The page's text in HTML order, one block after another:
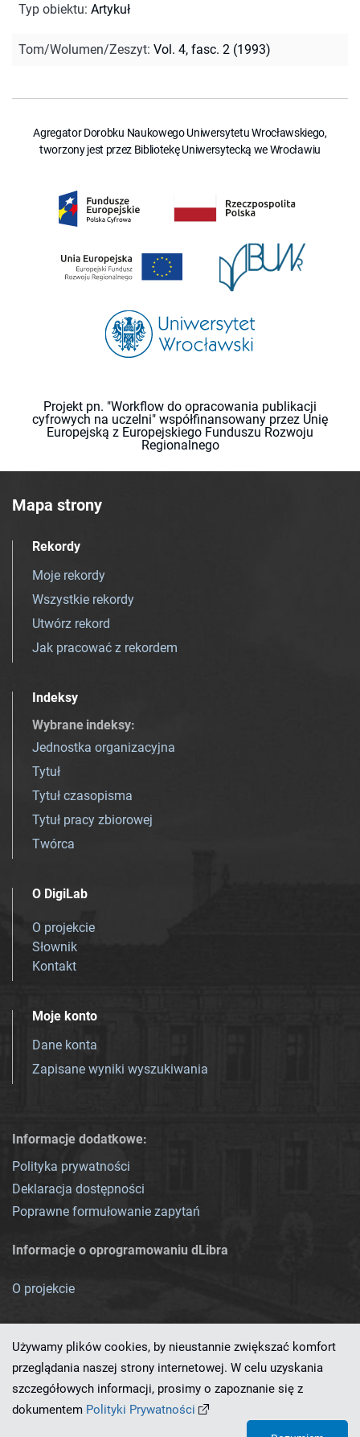
Typ obiektu: Artykuł
Tom/Wolumen/Zeszyt: Vol. 4, fasc. 2 (1993)
Agregator Dorobku Naukowego Uniwersytetu Wrocławskiego,
tworzony jest przez Bibliotekę Uniwersytecką we Wrocławiu
Projekt pn. "Workflow do opracowania publikacji
cyfrowych na uczelni" współfinansowany przez Unię
Europejską z Europejskiego Funduszu Rozwoju
Regionalnego
Mapa strony
Rekordy
Moje rekordy
Wszystkie rekordy
Utwórz rekord
Jak pracować z rekordem
Indeksy
Wybrane indeksy:
Jednostka organizacyjna
Tytuł
Tytuł czasopisma
Tytuł pracy zbiorowej
Twórca
O DigiLab
O projekcie
Słownik
Kontakt
Moje konto
Dane konta
Zapisane wyniki wyszukiwania
Informacje dodatkowe:
Polityka prywatności
Deklaracja dostępności
Poprawne formułowanie zapytań
Informacje o oprogramowaniu dLibra
O projekcie
Ten serwis działa dzięki oprogramowaniu
Używamy plików cookies, by nieustannie zwiększać komfort
przeglądania naszej strony internetowej. W celu uzyskania
szczegółowych informacji, prosimy o zapoznanie się z
dokumentem Polityki Prywatności